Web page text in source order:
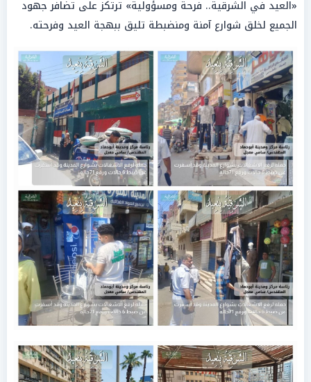
«العيد في الشرقية.. فرحة ومسؤولية» ترتكز على تضافر جهود
الجميع لخلق شوارع آمنة ومنضبطة تليق ببهجة العيد وفرحته.